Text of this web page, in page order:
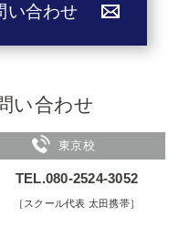
い合わせ
い合わせ
東京校
TEL.080-2524-3052
［スクール代表 太田携帯］